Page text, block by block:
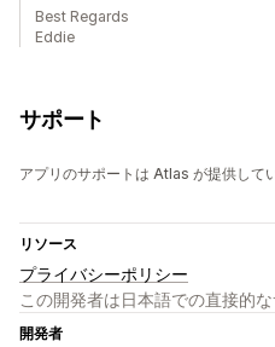
Best Regards
Eddie
サポート
アプリのサポートは Atlas が提供して
リソース
プライバシーポリシー
この開発者は日本語での直接的
開発者